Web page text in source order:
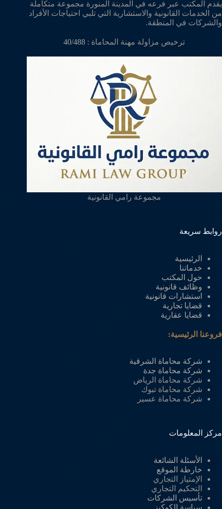
يقدم المكتب عبر فرعه في المدينة المنورة مجموعة متكاملة
من الخدمات القانونية والاستشارية التي تلبي احتياجات الأفراد
والشركات في المنطقة.
ترخيص مزاولة مهنة المحاماة :40/488
مجموعة رامي القانونية
روابط سريعة
الرئيسية
خدماتنا
حول المكتب
وظائف قانونية
استشارات قانونية
قضايا تجارية
قضايا عقارية
فروعنا الرئيسية:
شركة محاماة الشرقية
شركة محاماة جدة
شركة محاماة الرياض
شركة محاماة تبوك
شركة محاماة عسير
مركز المعلومات
الأسئلة الشائعة
خارطة الموقع
الإمتياز التجاري
التحكيم التجاري
تأسيس الشركات
سياسة الكوكيز